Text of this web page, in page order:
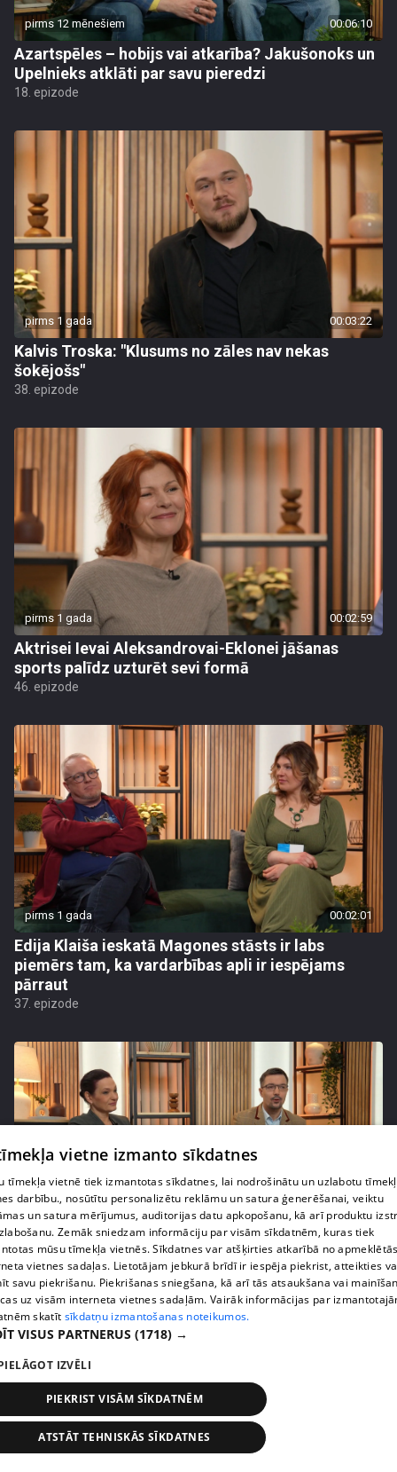
pirms 12 mēnešiem 00:06:10
Azartspēles – hobijs vai atkarība? Jakušonoks un
Upelnieks atklāti par savu pieredzi
18. epizode
pirms 1 gada 00:03:22
Kalvis Troska: "Klusums no zāles nav nekas
šokējošs"
38. epizode
pirms 1 gada 00:02:59
Aktrisei Ievai Aleksandrovai-Eklonei jāšanas
sports palīdz uzturēt sevi formā
46. epizode
pirms 1 gada 00:02:01
Edija Klaiša ieskatā Magones stāsts ir labs
piemērs tam, ka vardarbības apli ir iespējams
pārraut
37. epizode
pirms 1 gada 00:02:21
Skola kā sabiedrības spogulis – Kalvāns aicina
vecākus uzticēties
26. epizode
vietne izmanto sīkdatnes
tīmekļa vietnē tiek izmantotas sīkdatnes, lai nodrošinātu un uzlabotu
darbību., nosūtītu personalizētu reklāmu un satura ģenerēšanai, veiktu
un satura mērījumus, auditorijas datu apkopošanu, kā arī produktu
Zemāk sniedzam informāciju par visām sīkdatnēm, kuras tiek
mūsu tīmekļa vietnēs. Sīkdatnes var atšķirties atkarībā no
vietnes sadaļas. Lietotājam jebkurā brīdī ir iespēja piekrist, atteikties
savu piekrišanu. Piekrišanas sniegšana, kā arī tās atsaukšana vai
uz visām interneta vietnes sadaļām. Vairāk informācijas par
skatīt sīkdatņu izmantošanas noteikumos.
VISUS PARTNERUS (1718) →
IZVĒLI
PIEKRIST VISĀM SĪKDATNĒM
ATSTĀT TEHNISKĀS SĪKDATNES